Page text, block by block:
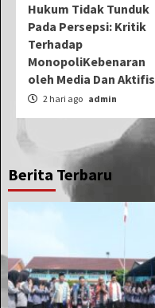
Hukum Tidak Tunduk
Pada Persepsi: Kritik
Terhadap
MonopoliKebenaran
oleh Media Dan Aktifis
2 hari ago admin
Berita Terbaru